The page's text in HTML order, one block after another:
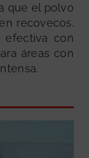
que el polvo
recovecos.
efectiva con
áreas con